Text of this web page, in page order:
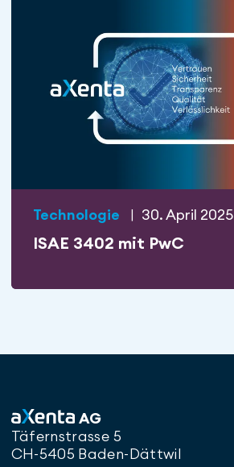
Technologie | 30. April 2025
ISAE 3402 mit PwC
AG
Täfernstrasse 5
CH-5405 Baden-Dättwil